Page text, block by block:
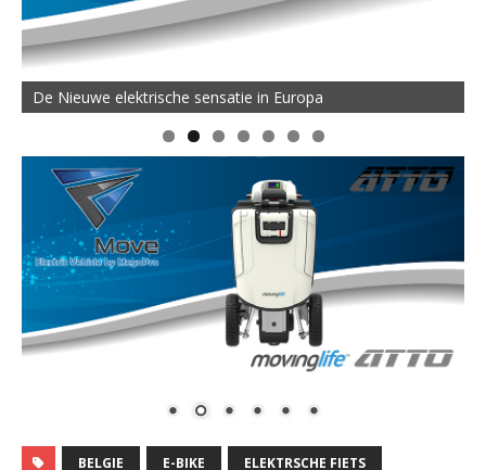
De Nieuwe elektrische sensatie in Europa
BELGIE E-BIKE ELEKTRSCHE FIETS